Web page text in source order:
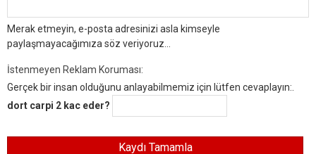
Merak etmeyin, e-posta adresinizi asla kimseyle
paylaşmayacağımıza söz veriyoruz...
İstenmeyen Reklam Koruması:
Gerçek bir insan olduğunu anlayabilmemiz için lütfen cevaplayın:.
dort carpi 2 kac eder?